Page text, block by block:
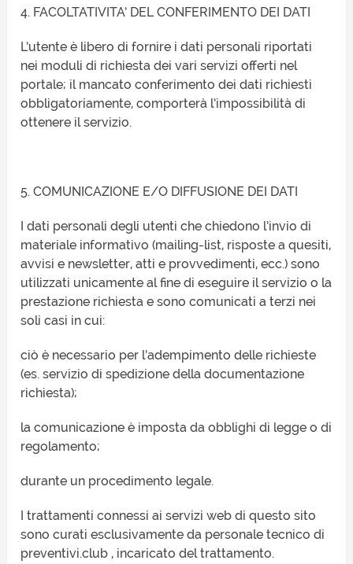
4. FACOLTATIVITA’ DEL CONFERIMENTO DEI DATI
L’utente è libero di fornire i dati personali riportati
nei moduli di richiesta dei vari servizi offerti nel
portale; il mancato conferimento dei dati richiesti
obbligatoriamente, comporterà l’impossibilità di
ottenere il servizio.
5. COMUNICAZIONE E/O DIFFUSIONE DEI DATI
I dati personali degli utenti che chiedono l’invio di
materiale informativo (mailing-list, risposte a quesiti,
avvisi e newsletter, atti e provvedimenti, ecc.) sono
utilizzati unicamente al fine di eseguire il servizio o la
prestazione richiesta e sono comunicati a terzi nei
soli casi in cui:
ciò è necessario per l’adempimento delle richieste
(es. servizio di spedizione della documentazione
richiesta);
la comunicazione è imposta da obblighi di legge o di
regolamento;
durante un procedimento legale.
I trattamenti connessi ai servizi web di questo sito
sono curati esclusivamente da personale tecnico di
preventivi.club , incaricato del trattamento.